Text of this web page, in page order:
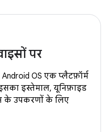
पर
OS एक प्लैटफ़ॉर्म
इस्तेमाल, यूनिफ़ाइड
के उपकरणों के लिए